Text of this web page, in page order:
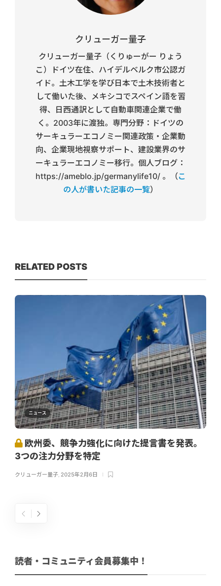
クリューガー量子
クリューガー量子（くりゅーがー りょう
こ）ドイツ在住、ハイデルベルク市公認ガ
イド。土木工学を学び日本で土木技術者と
して働いた後、メキシコでスペイン語を習
得、日西通訳として自動車関連企業で働
く。2003年に渡独。専門分野：ドイツの
サーキュラーエコノミー関連政策・企業動
向、企業現地視察サポート、建設業界のサ
ーキュラーエコノミー移行。個人ブログ：
https://ameblo.jp/germanylife10/ 。（こ
の人が書いた記事の一覧）
RELATED POSTS
ニュース
欧州委、競争力強化に向けた提言書を発表。
3つの注力分野を特定
クリューガー量子, 2025年2月6日
読者・コミュニティ会員募集中！